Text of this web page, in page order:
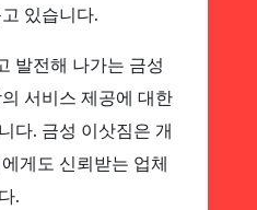
있습니다.
발전해 나가는 금성
서비스 제공에 대한
다. 금성 이삿짐은 개
게도 신뢰받는 업체
.